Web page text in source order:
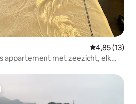
Gemiddelde
4,85 (13)
appartement met zeezicht, elk
zonsopgang, sterrenhemel,
toegestaan